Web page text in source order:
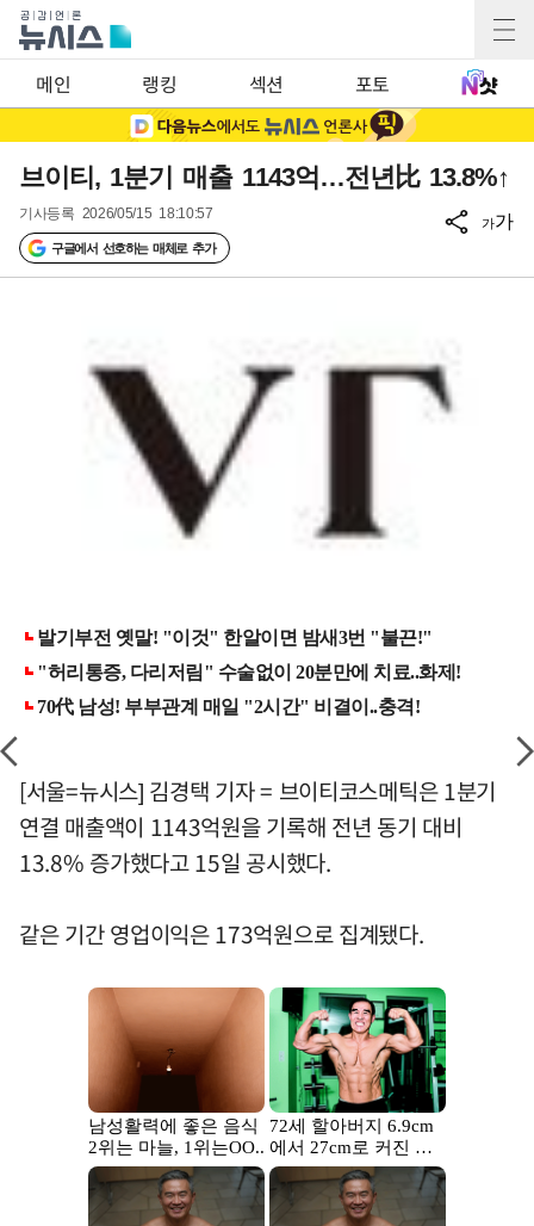
메인 랭킹 섹션 포토
브이티, 1분기 매출 1143억…전년比 13.8%↑
기사등록 2026/05/15 18:10:57
구글에서 선호하는 매체로 추가
가가
[서울=뉴시스] 김경택 기자 = 브이티코스메틱은 1분기
연결 매출액이 1143억원을 기록해 전년 동기 대비
13.8% 증가했다고 15일 공시했다.
같은 기간 영업이익은 173억원으로 집계됐다.